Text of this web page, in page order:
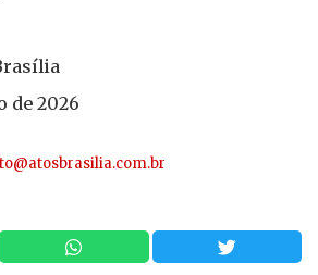
de 2026